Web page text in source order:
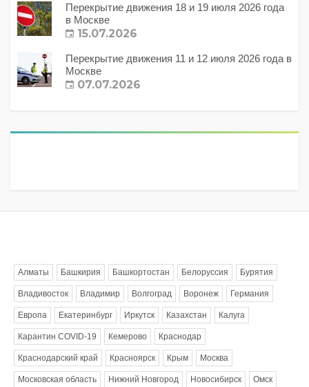
Перекрытие движения 18 и 19 июля 2026 года
в Москве
15.07.2026
Перекрытие движения 11 и 12 июля 2026 года в
Москве
07.07.2026
Алматы Башкирия Башкортостан Белоруссия Бурятия
Владивосток Владимир Волгоград Воронеж Германия
Европа Екатеринбург Иркутск Казахстан Калуга
Карантин COVID-19 Кемерово Краснодар
Краснодарский край Красноярск Крым Москва
Московская область Нижний Новгород Новосибирск Омск